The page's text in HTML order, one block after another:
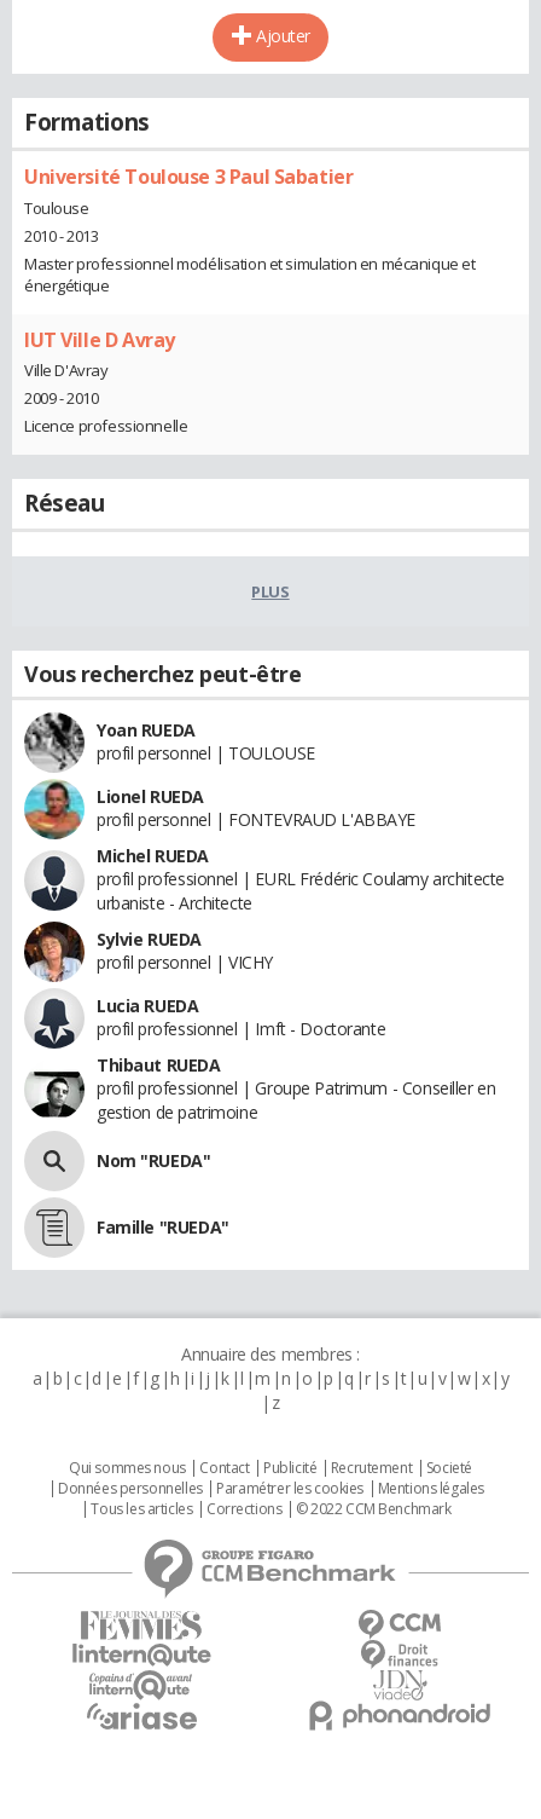
Ajouter
Formations
Université Toulouse 3 Paul Sabatier
Toulouse
2010 - 2013
Master professionnel modélisation et simulation en mécanique et
énergétique
IUT Ville D Avray
Ville D'Avray
2009 - 2010
Licence professionnelle
Réseau
PLUS
Vous recherchez peut-être
Yoan RUEDA
profil personnel | TOULOUSE
Lionel RUEDA
profil personnel | FONTEVRAUD L'ABBAYE
Michel RUEDA
profil professionnel | EURL Frédéric Coulamy architecte
urbaniste - Architecte
Sylvie RUEDA
profil personnel | VICHY
Lucia RUEDA
profil professionnel | Imft - Doctorante
Thibaut RUEDA
profil professionnel | Groupe Patrimum - Conseiller en
gestion de patrimoine
Nom "RUEDA"
Famille "RUEDA"
Annuaire des membres :
a b c d e f g h i j k l m n o p q r s t u v w x y
z
Qui sommes nous Contact Publicité Recrutement
Societé
Données personnelles
Paramétrer les cookies
Mentions légales
Tous les articles
Corrections © 2022 CCM Benchmark